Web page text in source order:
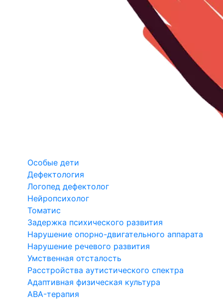
Особые дети
Дефектология
Логопед дефектолог
Нейропсихолог
Томатис
Задержка психического развития
Нарушение опорно-двигательного аппарата
Нарушение речевого развития
Умственная отсталость
Расстройства аутистического спектра
Адаптивная физическая культура
ABA-терапия